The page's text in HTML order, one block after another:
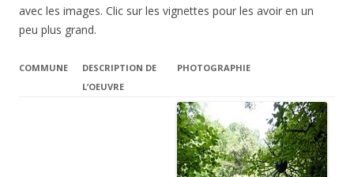
avec les images. Clic sur les vignettes pour les avoir en un
peu plus grand.
COMMUNE
DESCRIPTION DE
L’OEUVRE
PHOTOGRAPHIE